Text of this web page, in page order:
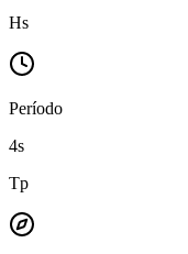
Hs
Período
4s
Tp